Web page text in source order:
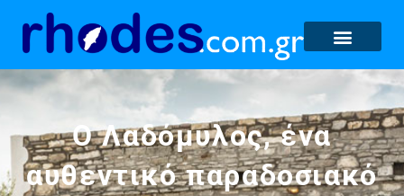
Ο Λαδόμυλος, ένα
αυθεντικό παραδοσιακό